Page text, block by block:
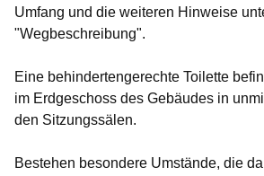
Umfang und die weiteren Hinweise
"Wegbeschreibung".
Eine behindertengerechte Toilette
im Erdgeschoss des Gebäudes in
den Sitzungssälen.
Bestehen besondere Umstände, die